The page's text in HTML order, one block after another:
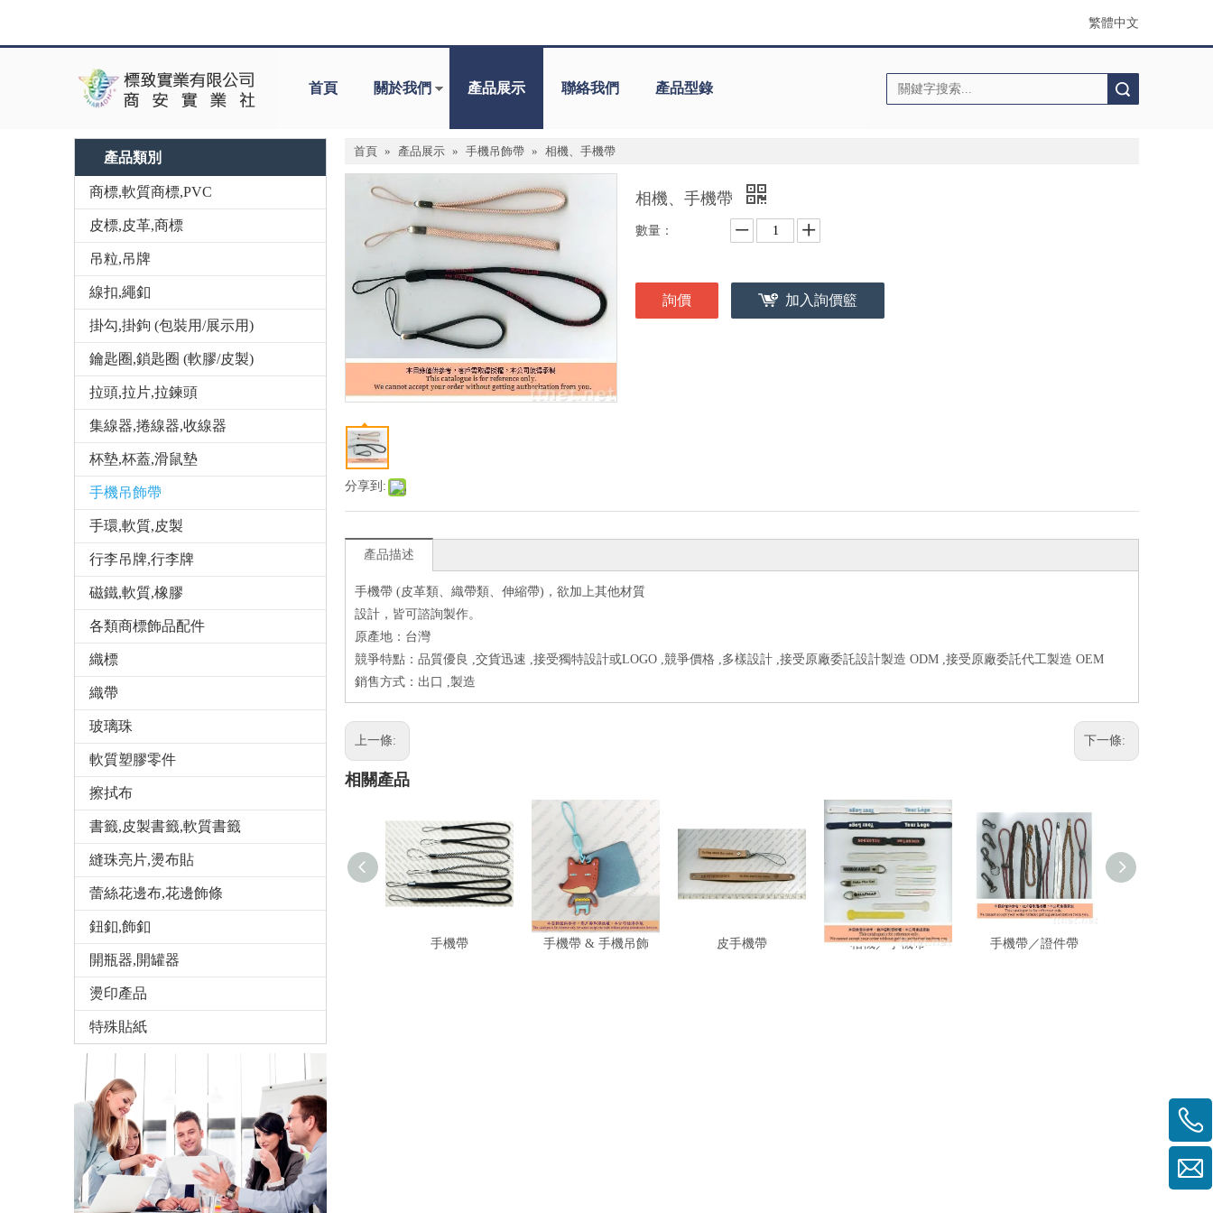
繁體中文
首頁 關於我們 產品展示 聯絡我們 產品型錄
產品類別
商標,軟質商標,PVC
皮標,皮革,商標
吊粒,吊牌
線扣,繩釦
掛勾,掛鉤 (包裝用/展示用)
鑰匙圈,鎖匙圈 (軟膠/皮製)
拉頭,拉片,拉鍊頭
集線器,捲線器,收線器
杯墊,杯蓋,滑鼠墊
手機吊飾帶
手環,軟質,皮製
行李吊牌,行李牌
磁鐵,軟質,橡膠
各類商標飾品配件
織標
織帶
玻璃珠
軟質塑膠零件
擦拭布
書籤,皮製書籤,軟質書籤
縫珠亮片,燙布貼
蕾絲花邊布,花邊飾條
鈕釦,飾釦
開瓶器,開罐器
燙印產品
特殊貼紙
首頁 » 產品展示 » 手機吊飾帶 » 相機、手機帶
分享到:
相機、手機帶
數量：
詢價 加入詢價籃
產品描述
手機帶 (皮革類、織帶類、伸縮帶)，欲加上其他材質
設計，皆可諮詢製作。
原產地：台灣
競爭特點：品質優良 ,交貨迅速 ,接受獨特設計或LOGO ,競爭價格 ,多樣設計 ,接受原廠委託設計製造 ODM ,接受原廠委託代工製造 OEM
銷售方式：出口 ,製造
上一條: 下一條:
相關產品
手機帶 手機帶 & 手機吊飾 皮手機帶 相機／手機帶 手機帶／證件帶